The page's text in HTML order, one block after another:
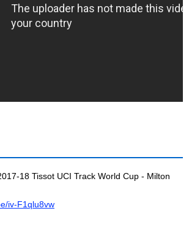
18 Tissot UCI Track World Cup - Milton
iv-F1qlu8vw